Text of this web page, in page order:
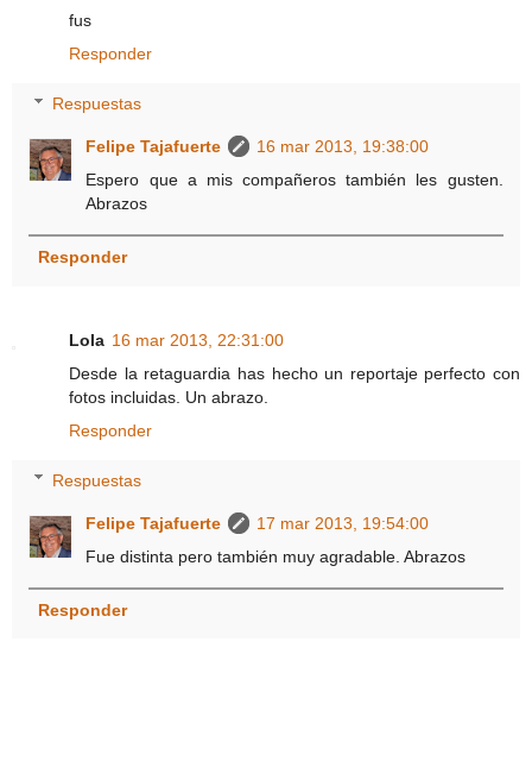
fus
Responder
Respuestas
Felipe Tajafuerte
16 mar 2013, 19:38:00
Espero que a mis compañeros también les gusten.
Abrazos
Responder
Lola 16 mar 2013, 22:31:00
Desde la retaguardia has hecho un reportaje perfecto con
fotos incluidas. Un abrazo.
Responder
Respuestas
Felipe Tajafuerte
17 mar 2013, 19:54:00
Fue distinta pero también muy agradable. Abrazos
Responder